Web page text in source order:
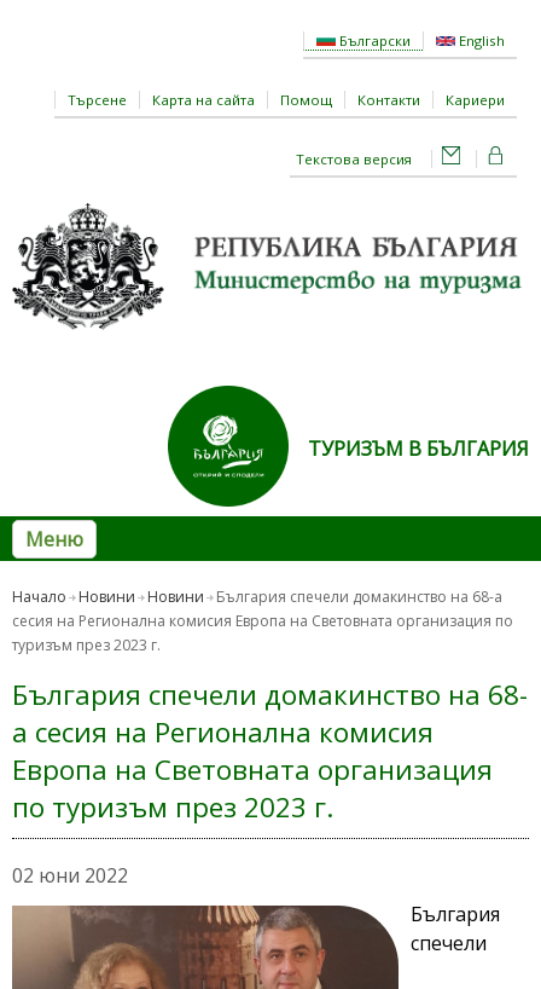
Български English
Търсене Карта на сайта Помощ Контакти Кариери
Текстова версия
ТУРИЗЪМ В БЪЛГАРИЯ
Меню
Начало Новини Новини
България спечели домакинство на 68-а
сесия на Регионална комисия Европа на Световната организация по
туризъм през 2023 г.
България спечели домакинство на 68-
а сесия на Регионална комисия
Европа на Световната организация
по туризъм през 2023 г.
02 юни 2022
България
спечели